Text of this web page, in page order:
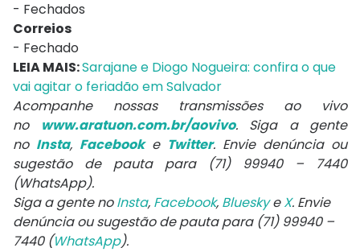
- Fechados
Correios
- Fechado
LEIA MAIS:Sarajane e Diogo Nogueira: confira o que
vai agitar o feriadão em Salvador
Acompanhe nossas transmissões ao vivo
no
www.aratuon.com.br/aovivo. Siga a gente
no Insta, Facebooke Twitter. Envie denúncia ou
sugestão de pauta para (71) 99940 – 7440
(WhatsApp).
Siga a gente noInsta, Facebook, BlueskyeX. Envie
denúncia ou sugestão de pauta para (71) 99940 –
7440 (WhatsApp).